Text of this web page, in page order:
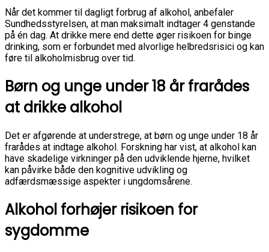
Når det kommer til dagligt forbrug af alkohol, anbefaler
Sundhedsstyrelsen, at man maksimalt indtager 4 genstande
på én dag. At drikke mere end dette øger risikoen for binge
drinking, som er forbundet med alvorlige helbredsrisici og kan
føre til alkoholmisbrug over tid.
Børn og unge under 18 år frarådes
at drikke alkohol
Det er afgørende at understrege, at børn og unge under 18 år
frarådes at indtage alkohol. Forskning har vist, at alkohol kan
have skadelige virkninger på den udviklende hjerne, hvilket
kan påvirke både den kognitive udvikling og
adfærdsmæssige aspekter i ungdomsårene.
Alkohol forhøjer risikoen for
sygdomme